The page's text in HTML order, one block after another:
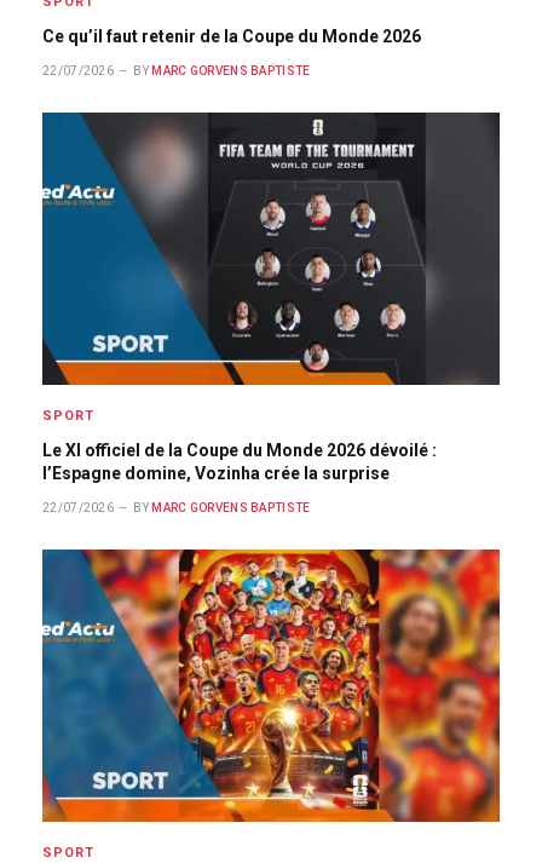
Ce qu’il faut retenir de la Coupe du Monde 2026
22/07/2026 BY MARC GORVENS BAPTISTE
SPORT
Le XI officiel de la Coupe du Monde 2026 dévoilé :
l’Espagne domine, Vozinha crée la surprise
22/07/2026 BY MARC GORVENS BAPTISTE
SPORT